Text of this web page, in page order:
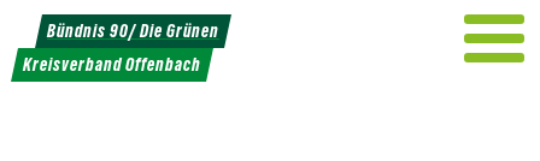
Weiter
zum
Inhalt
Bündnis 90/ Die Grünen
Kreisverband Offenbach